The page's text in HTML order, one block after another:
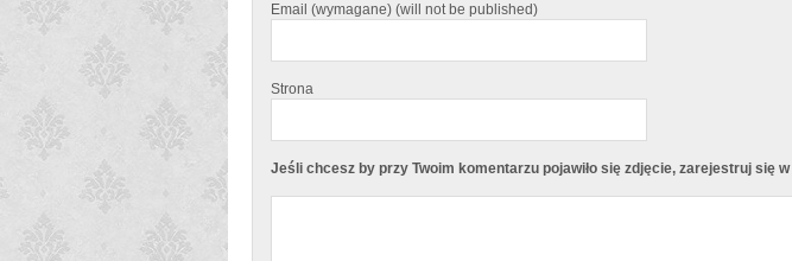
Email (wymagane) (will not be published)
Strona
Jeśli chcesz by przy Twoim komentarzu pojawiło się zdjęcie, zarejestruj się w